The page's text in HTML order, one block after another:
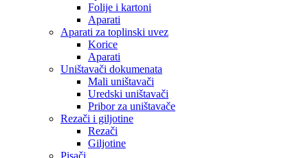
Folije i kartoni
Aparati
Aparati za toplinski uvez
Korice
Aparati
Uništavači dokumenata
Mali uništavači
Uredski uništavači
Pribor za uništavače
Rezači i giljotine
Rezači
Giljotine
Pisači